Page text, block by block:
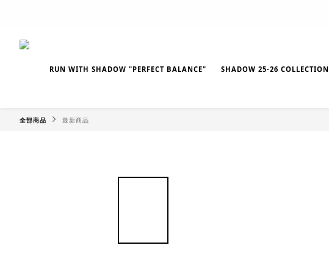
RUN WITH SHADOW "PERFECT BALANCE" SHADOW 25-26 COLLECTION
全部商品 最新商品